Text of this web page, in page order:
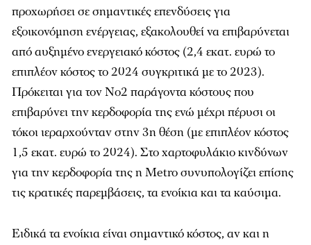
προχωρήσει σε σημαντικές επενδύσεις για
εξοικονόμηση ενέργειας, εξακολουθεί να επιβαρύνεται
από αυξημένο ενεργειακό κόστος (2,4 εκατ. ευρώ το
επιπλέον κόστος το 2024 συγκριτικά με το 2023).
Πρόκειται για τον Νο2 παράγοντα κόστους που
επιβαρύνει την κερδοφορία της ενώ μέχρι πέρυσι οι
τόκοι ιεραρχούνταν στην 3η θέση (με επιπλέον κόστος
1,5 εκατ. ευρώ το 2024). Στο χαρτοφυλάκιο κινδύνων
για την κερδοφορία της η Metro συνυπολογίζει επίσης
τις κρατικές παρεμβάσεις, τα ενοίκια και τα καύσιμα.
Ειδικά τα ενοίκια είναι σημαντικό κόστος, αν και η